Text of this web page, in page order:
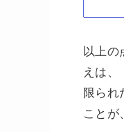
以上の
えは
限ら
ことが